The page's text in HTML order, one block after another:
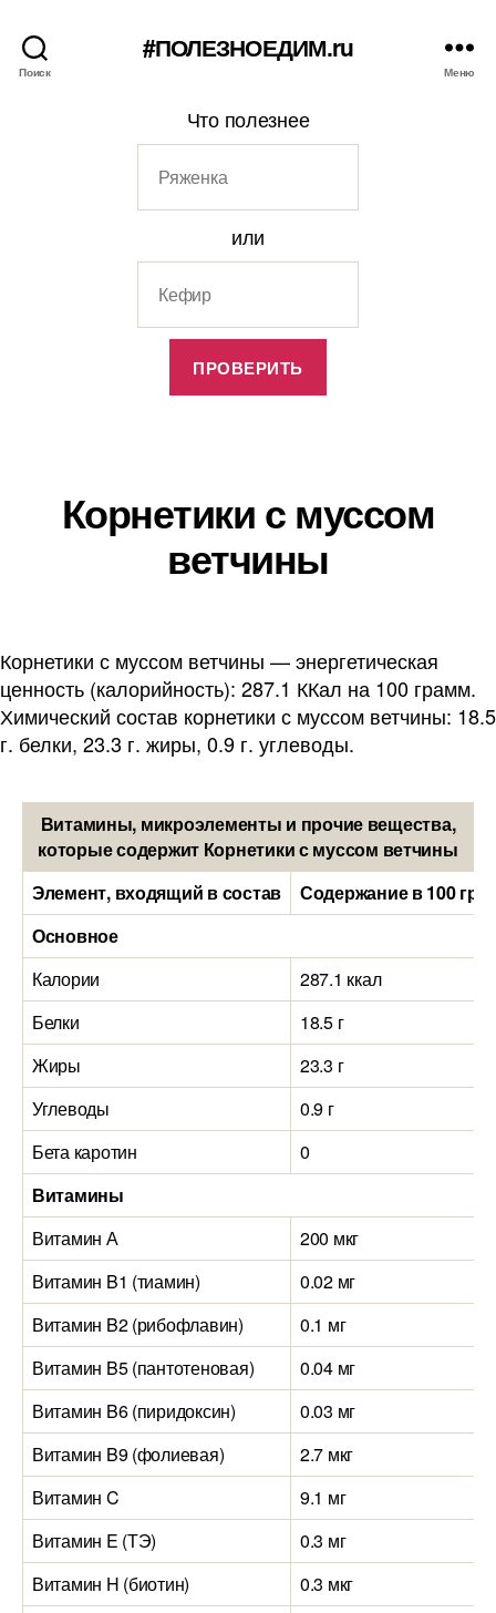
Поиск
#ПОЛЕЗНОЕДИМ.ru
Меню
Что полезнее
или
Корнетики с муссом
ветчины
Корнетики с муссом ветчины — энергетическая
ценность (калорийность): 287.1 ККал на 100 грамм.
Химический состав корнетики с муссом ветчины: 18.5
г. белки, 23.3 г. жиры, 0.9 г. углеводы.
Витамины, микроэлементы и прочие вещества,
которые содержит Корнетики с муссом ветчины
Элемент, входящий в состав
Содержание в 100
Основное
Калории
287.1 ккал
Белки
18.5 г
Жиры
23.3 г
Углеводы
0.9 г
Бета каротин
0
Витамины
Витамин А
200 мкг
Витамин B1 (тиамин)
0.02 мг
Витамин B2 (рибофлавин)
0.1 мг
Витамин B5 (пантотеновая)
0.04 мг
Витамин B6 (пиридоксин)
0.03 мг
Витамин B9 (фолиевая)
2.7 мкг
Витамин C
9.1 мг
Витамин E (ТЭ)
0.3 мг
Витамин H (биотин)
0.3 мкг